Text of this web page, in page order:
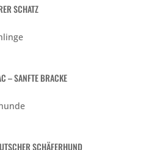
SCHATZ
– SANFTE BRACKE
SCHÄFERHUND